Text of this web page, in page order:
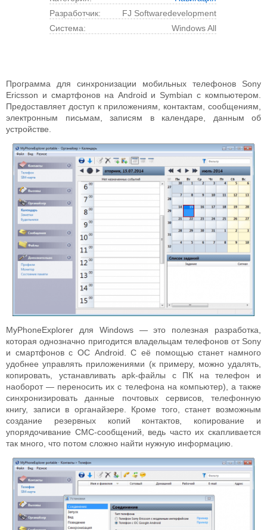
Разработчик:
FJ Softwaredevelopment
Cистема:
Windows All
Программа для синхронизации мобильных телефонов Sony
Ericsson и смартфонов на Android и Symbian с компьютером.
Предоставляет доступ к приложениям, контактам, сообщениям,
электронным письмам, записям в календаре, данным об
устройстве.
MyPhoneExplorer для Windows — это полезная разработка,
которая однозначно пригодится владельцам телефонов от Sony
и смартфонов с ОС Android. С её помощью станет намного
удобнее управлять приложениями (к примеру, можно удалять,
копировать, устанавливать apk-файлы с ПК на телефон и
наоборот — переносить их с телефона на компьютер), а также
синхронизировать данные почтовых сервисов, телефонную
книгу, записи в органайзере. Кроме того, станет возможным
создание резервных копий контактов, копирование и
упорядочивание СМС-сообщений, ведь часто их скапливается
так много, что потом сложно найти нужную информацию.